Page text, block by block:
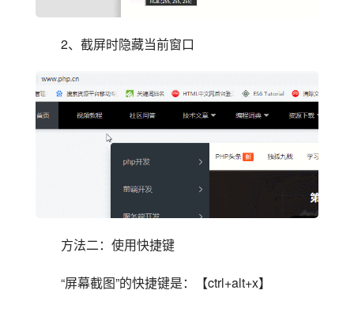
2、截屏时隐藏当前窗口
方法二：使用快捷键
“屏幕截图”的快捷键是：【ctrl+alt+x】